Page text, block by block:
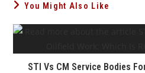
You Might Also Like
STI Vs CM Service Bodies